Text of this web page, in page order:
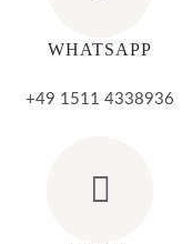
WHATSAPP
+49 1511 4338936